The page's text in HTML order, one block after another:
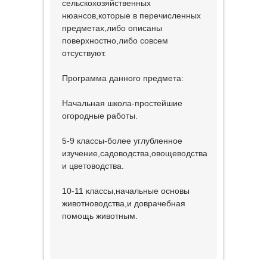
сельскохозяйственных
нюансов,которые в перечисленных
предметах,либо описаны
поверхностно,либо совсем
отсуствуют.
Программа данного предмета:
Начальная школа-простейшие
огородные работы.
5-9 классы-более углубленное
изучение,садоводства,овощеводства
и цветоводства.
10-11 классы,начальные основы
животноводства,и доврачебная
помощь животным.